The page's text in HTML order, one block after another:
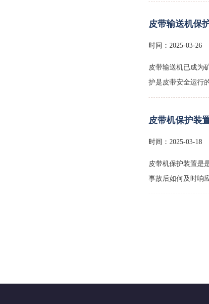
皮带输送机保
时间：2025-03-26
皮带输送机已成为
护是皮带安全运行
皮带机保护装
时间：2025-03-18
皮带机保护装置是
事故后如何及时响